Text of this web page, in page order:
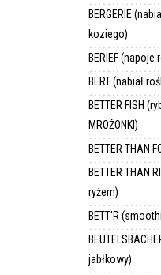
BERGERIE
koziego)
BERIEF (napoje
BERT (nabiał
BETTER FISH
MROŻONKI)
BETTER THAN
BETTER THAN
ryżem)
BETT'R
jabłkowy)